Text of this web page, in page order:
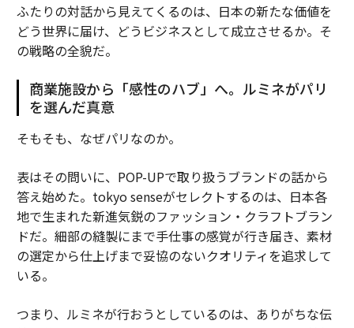
ふたりの対話から見えてくるのは、日本の新たな価値を
どう世界に届け、どうビジネスとして成立させるか。そ
の戦略の全貌だ。
商業施設から「感性のハブ」へ。ルミネがパリ
を選んだ真意
そもそも、なぜパリなのか。
表はその問いに、POP-UPで取り扱うブランドの話から
答え始めた。tokyo senseがセレクトするのは、日本各
地で生まれた新進気鋭のファッション・クラフトブラン
ドだ。細部の縫製にまで手仕事の感覚が行き届き、素材
の選定から仕上げまで妥協のないクオリティを追求して
いる。
つまり、ルミネが行おうとしているのは、ありがちな伝